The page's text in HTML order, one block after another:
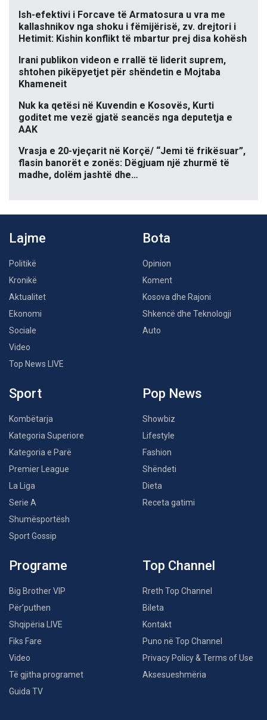
Ish-efektivi i Forcave të Armatosura u vra me
kallashnikov nga shoku i fëmijërisë, zv. drejtori i
Hetimit: Kishin konflikt të mbartur prej disa kohësh
Irani publikon videon e rrallë të liderit suprem,
shtohen pikëpyetjet për shëndetin e Mojtaba
Khameneit
Nuk ka qetësi në Kuvendin e Kosovës, Kurti
goditet me vezë gjatë seancës nga deputetja e
AAK
Vrasja e 20-vjeçarit në Korçë/ “Jemi të frikësuar”,
flasin banorët e zonës: Dëgjuam një zhurmë të
madhe, dolëm jashtë dhe…
Lajme
Politikë
Kronikë
Aktualitet
Ekonomi
Sociale
Video
Top News LIVE
Bota
Opinion
Koment
Kosova dhe Rajoni
Shkencë dhe Teknologji
Auto
Sport
Kombëtarja
Kategoria Superiore
Kategoria e Parë
Premier League
La Liga
Serie A
Shumësportësh
Sport Gossip
Pop News
Showbiz
Lifestyle
Fashion
Shëndeti
Dieta
Receta gatimi
Programe
Big Brother VIP
Për’puthen
Shqipëria LIVE
Fiks Fare
Video
Të gjitha programet
Guida TV
Top Channel
Rreth Top Channel
Bileta
Kontakt
Puno në Top Channel
Privacy Policy & Terms of Use
Aksesueshmëria